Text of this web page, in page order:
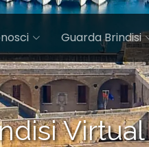
Guarda Brindisi